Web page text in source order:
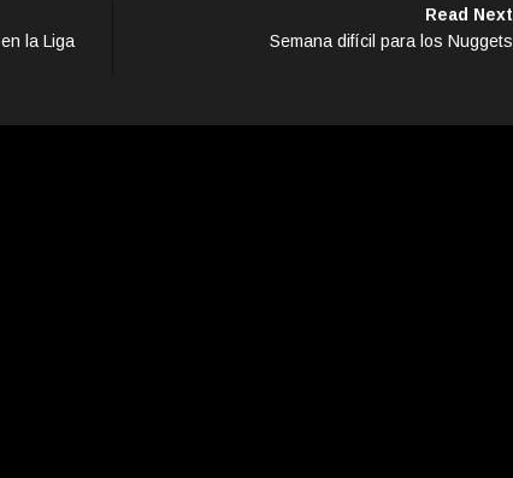
la Liga
Read Next
Semana difícil para los Nuggets